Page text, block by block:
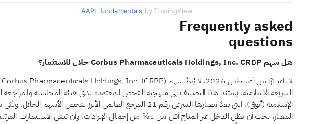
AAPL fundamentals by TradingView
Frequently asked
questions
هل سهم Corbus Pharmaceuticals Holdings, Inc. CRBP حلال للاستثمار؟
الشريعة الإسلامية. يستند هذا التصنيف إلى منهجية الفحص المعتمدة لدى هيئة المحاسبة والمراجعة
الإسلامية (أيوفي)، التي يُعدّ معيارها الشرعي رقم 21 المرجع العالمي الأبرز لفحص
المعيار، يجب أن يظل الدخل غير المباح أقل من 5% من إجمالي الإيرادات، وأن تبقى